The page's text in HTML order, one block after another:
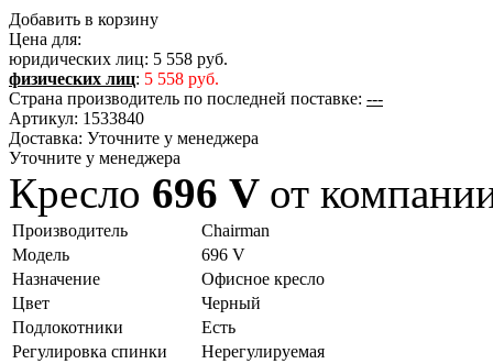
Добавить в корзину
Цена для:
юридических лиц: 5 558 руб.
физических лиц: 5 558 руб.
Страна производитель по последней поставке: ---
Артикул: 1533840
Доставка: Уточните у менеджера
Уточните у менеджера
Кресло 696 V от
Производитель
Chairman
Модель
696 V
Назначение
Офисное кресло
Цвет
Черный
Подлокотники
Есть
Регулировка спинки
Нерегулируемая